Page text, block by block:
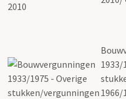
1933/
1966/